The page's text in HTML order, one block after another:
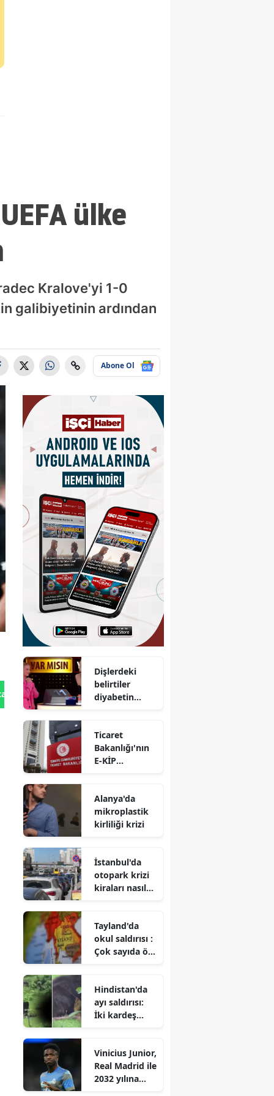
ülke
Kralove'yi 1-0
galibiyetinin ardından
Abone Ol
Gönder
Dişlerdeki
belirtiler
diyabetin
Ticaret
Bakanlığı'nın
E-KİP
Alanya'da
mikroplastik
kirliliği krizi
İstanbul'da
otopark krizi
kiraları nasıl
Tayland'da
okul saldırısı :
Çok sayıda ölü
Hindistan'da
ayı saldırısı:
İki kardeş
Vinicius Junior,
Real Madrid ile
2032 yılına